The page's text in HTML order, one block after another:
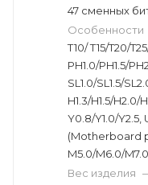
47 сменных
Особенности
T10/ T15/T20/
PH1.0/PH1.5/
SL1.0/SL1.5/
H1.3/H1.5/H2.0/
Y0.8/Y1.0/Y2.5,
(Motherboard
M5.0/M6.0/
Вес изделия